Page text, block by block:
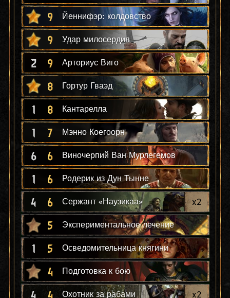
9 Йеннифэр: колдовство
9 Удар милосердия
2 9 Арториус Виго
8 Гортур Гваэд
1 8 Кантарелла
1 7 Мэнно Коегоорн
6 6 Виночерпий Ван Мурлегемов
1 6 Родерик из Дун Тынне
4 6 Сержант «Наузикаа» x2
5 Экспериментальное лечение
1 5 Осведомительница княгини
4 Подготовка к бою
4 4 Охотник за рабами x2